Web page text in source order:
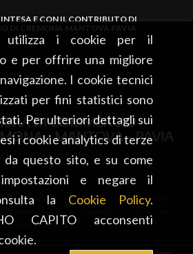
utilizza i cookie per il
e per offrire una migliore
I cookie tecnici
per fini statistici sono
Per ulteriori dettagli sui
i cookie analytics di terze
questo sito, e su come
e negare il
la Cookie Policy.
CAPITO acconsenti
E CON IL CONTRIBUTO DI
DI CREMONA MANTOVA PAVIA
Piazza Italia, 2 • 27100 Pavia • tel. +39
rights reserved